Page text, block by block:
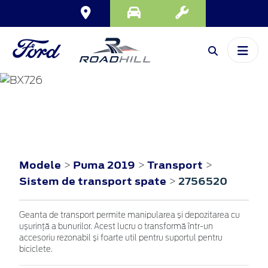
PUMA
Modele > Puma 2019 > Transport >
Sistem de transport spate > 2756520
Geanta de transport permite manipularea și depozitarea cu
ușurință a bunurilor. Acest lucru o transformă într-un
accesoriu rezonabil și foarte util pentru suportul pentru
biciclete.